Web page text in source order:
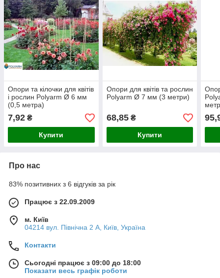
Опори та кілочки для квітів
і рослин Polyarm Ø 6 мм
(0,5 метра)
7,92 ₴
Купити
Опори для квітів та рослин
Polyarm Ø 7 мм (3 метри)
68,85₴
Купити
Про нас
83% позитивних з 6 відгуків за рік
Працює з 22.09.2009
м. Київ
04214 вул. Північна 2 А, Київ, Україна
Контакти
Сьогодні працює з 09:00 до 18:00
Показати весь графік роботи